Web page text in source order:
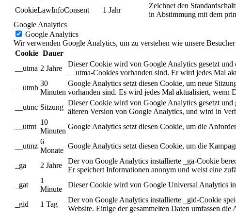
CookieLawInfoConsent
1 Jahr
Zeichnet den
in Abstimmung mit dem
Google Analytics
Google Analytics
Wir verwenden Google Analytics, um zu verstehen wie unsere
Cookie Dauer
__utma 2 Jahre
Dieser Cookie wird von Google Analytics gesetzt
__utma-Cookies vorhanden sind. Er wird jedes Mal
__utmb
30
Minuten
Google Analytics setzt diesen Cookie, um neue
vorhanden sind. Es wird jedes Mal aktualisiert, wenn
__utmc Sitzung
Dieser Cookie wird von Google Analytics gesetzt
älteren Version von Google Analytics, und wird in
__utmt
10
Minuten
Google Analytics setzt diesen Cookie, um die
__utmz
6
Monate
Google Analytics setzt diesen Cookie, um die
_ga 2 Jahre
Der von Google Analytics installierte _ga-Cookie
Er speichert Informationen anonym und weist eine
_gat
1
Minute
Dieser Cookie wird von Google Universal Analytics
_gid 1 Tag
Der von Google Analytics installierte _gid-Cookie
Website. Einige der gesammelten Daten umfassen